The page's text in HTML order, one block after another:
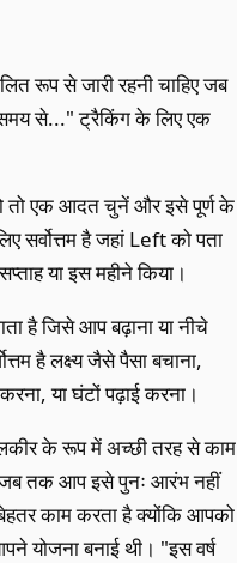
रूप से जारी रहनी चाहिए जब
से..." ट्रैकिंग के लिए एक
तो एक आदत चुनें और इसे पूर्ण के
सर्वोत्तम है जहां Left को पता
या इस महीने किया।
है जिसे आप बढ़ाना या नीचे
है लक्ष्य जैसे पैसा बचाना,
या घंटों पढ़ाई करना।
के रूप में अच्छी तरह से काम
जब तक आप इसे पुनः आरंभ नहीं
काम करता है क्योंकि आपको
योजना बनाई थी। "इस वर्ष